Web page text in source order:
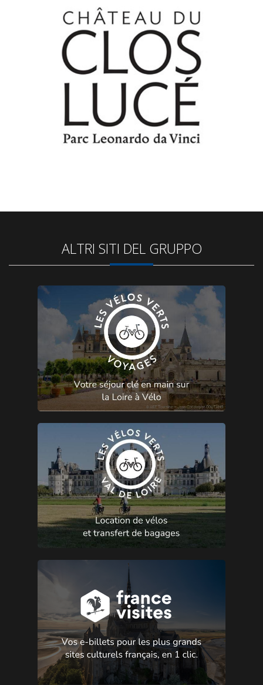
ALTRI SITI DEL GRUPPO